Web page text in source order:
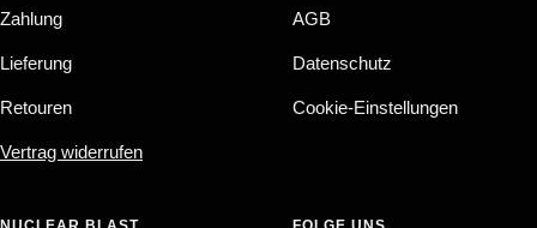
Zahlung
Lieferung
Retouren
Vertrag widerrufen
AGB
Datenschutz
Cookie-Einstellungen